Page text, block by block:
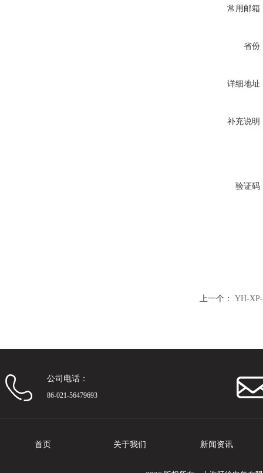
常用邮箱
省份
详细地址
补充说明
验证码
上一个： YH-
公司电话：
86-021-56479693
首页 关于我们 新闻资讯